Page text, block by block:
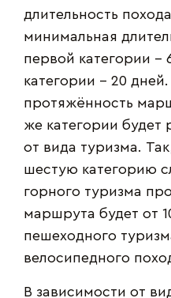
длительность
минимальная
первой категории –
категории – 20
протяжённость
же категории будет
от вида туризма.
шестую категорию
горного туризма
маршрута будет от
пешеходного
велосипедного
В зависимости от